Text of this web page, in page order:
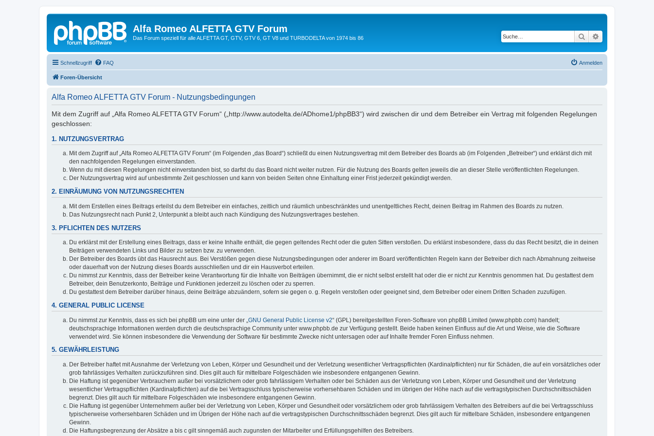
Alfa Romeo ALFETTA GTV Forum
Das Forum speziell für alle ALFETTA GT, GTV, GTV 6, GT V8 und TURBODELTA von 1974 bis 86 Suche
Schnellzugriff FAQ Anmelden
Foren-Übersicht
Alfa Romeo ALFETTA GTV Forum - Nutzungsbedingungen
Mit dem Zugriff auf „Alfa Romeo ALFETTA GTV Forum“ („http://www.autodelta.de/ADhome1/phpBB3“) wird zwischen dir und dem Betreiber ein Vertrag mit folgenden Regelungen
geschlossen:
1. NUTZUNGSVERTRAG
Mit dem Zugriff auf „Alfa Romeo ALFETTA GTV Forum“ (im Folgenden „das Board“) schließt du einen Nutzungsvertrag mit dem Betreiber des Boards ab (im Folgenden „Betreiber“) und erklärst dich mit
den nachfolgenden Regelungen einverstanden.
Wenn du mit diesen Regelungen nicht einverstanden bist, so darfst du das Board nicht weiter nutzen. Für die Nutzung des Boards gelten jeweils die an dieser Stelle veröffentlichten Regelungen.
Der Nutzungsvertrag wird auf unbestimmte Zeit geschlossen und kann von beiden Seiten ohne Einhaltung einer Frist jederzeit gekündigt werden.
2. EINRÄUMUNG VON NUTZUNGSRECHTEN
Mit dem Erstellen eines Beitrags erteilst du dem Betreiber ein einfaches, zeitlich und räumlich unbeschränktes und unentgeltliches Recht, deinen Beitrag im Rahmen des Boards zu nutzen.
Das Nutzungsrecht nach Punkt 2, Unterpunkt a bleibt auch nach Kündigung des Nutzungsvertrages bestehen.
3. PFLICHTEN DES NUTZERS
Du erklärst mit der Erstellung eines Beitrags, dass er keine Inhalte enthält, die gegen geltendes Recht oder die guten Sitten verstoßen. Du erklärst insbesondere, dass du das Recht besitzt, die in deinen
Beiträgen verwendeten Links und Bilder zu setzen bzw. zu verwenden.
Der Betreiber des Boards übt das Hausrecht aus. Bei Verstößen gegen diese Nutzungsbedingungen oder anderer im Board veröffentlichten Regeln kann der Betreiber dich nach Abmahnung zeitweise
oder dauerhaft von der Nutzung dieses Boards ausschließen und dir ein Hausverbot erteilen.
Du nimmst zur Kenntnis, dass der Betreiber keine Verantwortung für die Inhalte von Beiträgen übernimmt, die er nicht selbst erstellt hat oder die er nicht zur Kenntnis genommen hat. Du gestattest dem
Betreiber, dein Benutzerkonto, Beiträge und Funktionen jederzeit zu löschen oder zu sperren.
Du gestattest dem Betreiber darüber hinaus, deine Beiträge abzuändern, sofern sie gegen o. g. Regeln verstoßen oder geeignet sind, dem Betreiber oder einem Dritten Schaden zuzufügen.
4. GENERAL PUBLIC LICENSE
Du nimmst zur Kenntnis, dass es sich bei phpBB um eine unter der „ GNU General Public License v2“ (GPL) bereitgestellten Foren-Software von phpBB Limited (www.phpbb.com) handelt;
deutschsprachige Informationen werden durch die deutschsprachige Community unter www.phpbb.de zur Verfügung gestellt. Beide haben keinen Einfluss auf die Art und Weise, wie die Software
verwendet wird. Sie können insbesondere die Verwendung der Software für bestimmte Zwecke nicht untersagen oder auf Inhalte fremder Foren Einfluss nehmen.
5. GEWÄHRLEISTUNG
Der Betreiber haftet mit Ausnahme der Verletzung von Leben, Körper und Gesundheit und der Verletzung wesentlicher Vertragspflichten (Kardinalpflichten) nur für Schäden, die auf ein vorsätzliches oder
grob fahrlässiges Verhalten zurückzuführen sind. Dies gilt auch für mittelbare Folgeschäden wie insbesondere entgangenen Gewinn.
Die Haftung ist gegenüber Verbrauchern außer bei vorsätzlichem oder grob fahrlässigem Verhalten oder bei Schäden aus der Verletzung von Leben, Körper und Gesundheit und der Verletzung
wesentlicher Vertragspflichten (Kardinalpflichten) auf die bei Vertragsschluss typischerweise vorhersehbaren Schäden und im übrigen der Höhe nach auf die vertragstypischen Durchschnittsschäden
begrenzt. Dies gilt auch für mittelbare Folgeschäden wie insbesondere entgangenen Gewinn.
Die Haftung ist gegenüber Unternehmern außer bei der Verletzung von Leben, Körper und Gesundheit oder vorsätzlichem oder grob fahrlässigem Verhalten des Betreibers auf die bei Vertragsschluss
typischerweise vorhersehbaren Schäden und im Übrigen der Höhe nach auf die vertragstypischen Durchschnittsschäden begrenzt. Dies gilt auch für mittelbare Schäden, insbesondere entgangenen
Gewinn.
Die Haftungsbegrenzung der Absätze a bis c gilt sinngemäß auch zugunsten der Mitarbeiter und Erfüllungsgehilfen des Betreibers.